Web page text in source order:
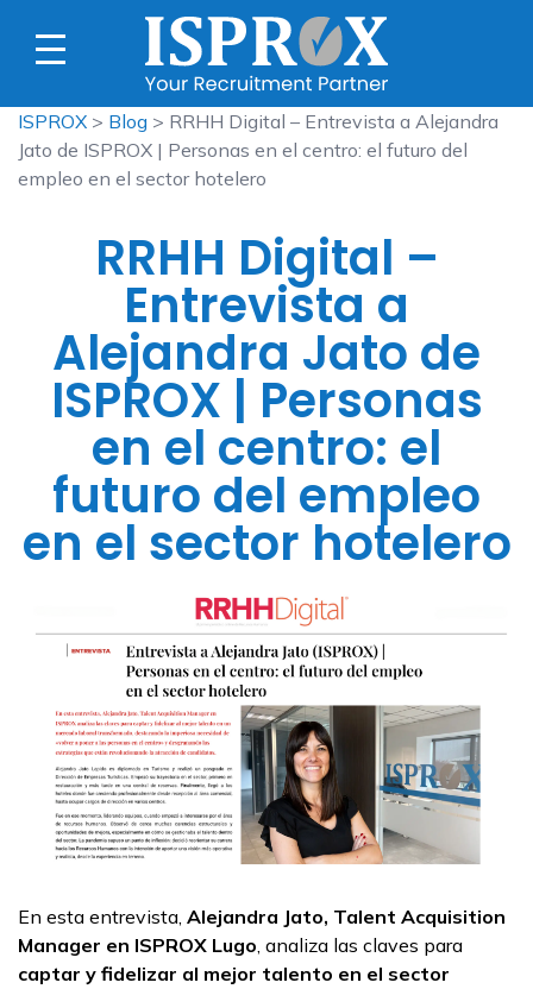
ISPROX > Blog > RRHH Digital – Entrevista a Alejandra
Jato de ISPROX | Personas en el centro: el futuro del
empleo en el sector hotelero
RRHH Digital –
Entrevista a
Alejandra Jato de
ISPROX | Personas
en el centro: el
futuro del empleo
en el sector hotelero
En esta entrevista, Alejandra Jato, Talent Acquisition
Manager en ISPROX Lugo, analiza las claves para
captar y fidelizar al mejor talento en el sector